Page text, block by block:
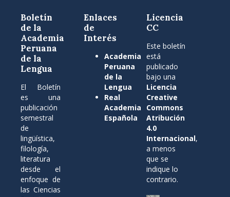
Boletín
de la
Academia
Peruana
de la
Lengua
El Boletín
es una
publicación
semestral
de
lingüística,
filología,
literatura
desde el
enfoque de
las Ciencias
Enlaces
de
Interés
Academia
Peruana
de la
Lengua
Real
Academia
Española
Licencia
CC
Este boletín
está
publicado
bajo una
Licencia
Creative
Commons
Atribución
4.0
Internacional,
a menos
que se
indique lo
contrario.